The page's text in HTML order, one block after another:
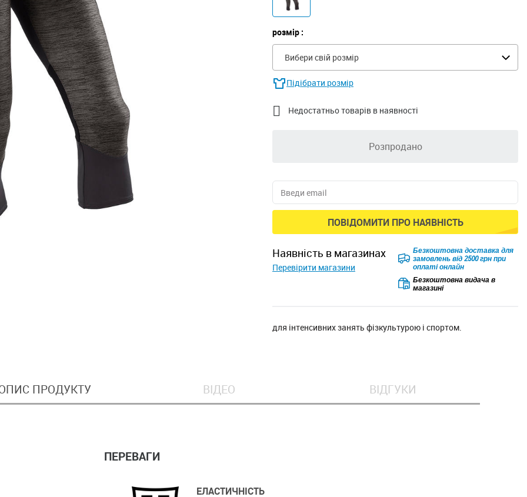
розмір :
Вибери свій розмір
Підібрати розмір
 Недостатньо товарів в наявності
Розпродано
ПОВІДОМИТИ ПРО НАЯВНІСТЬ
наявність в магазинах
Перевірити магазини
Безкоштовна доставка для
замовлень від 2500 грн при
оплаті онлайн
Безкоштовна видача в
магазині
для інтенсивних занять фізкультурою і спортом.
ПРОДУКТУ ВІДЕО ВІДГУКИ
ПЕРЕВАГИ
ЕЛАСТИЧНІСТЬ